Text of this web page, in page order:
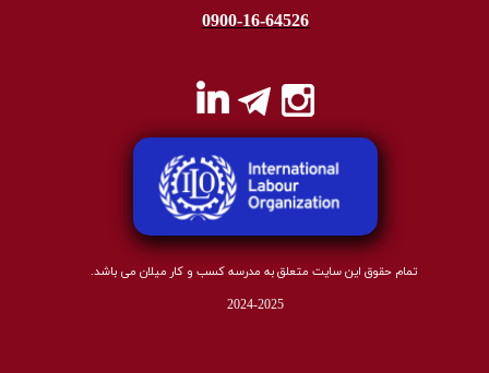
0900-16-64526
تمام حقوق این سایت متعلق به مدرسه کسب و کار میلان می باشد.
2024-2025